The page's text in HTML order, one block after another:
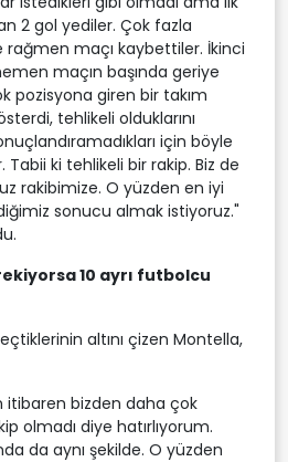
2 gol yediler. Çok fazla
maçı kaybettiler. İkinci
maçın başında geriye
pozisyona giren bir takım
tehlikeli olduklarını
için böyle
Tabii ki tehlikeli bir rakip. Biz de
rakibimize. O yüzden en iyi
sonucu almak istiyoruz."
10 ayrı futbolcu
altını çizen Montella,
itibaren bizden daha çok
olmadı diye hatırlıyorum.
da aynı şekilde. O yüzden